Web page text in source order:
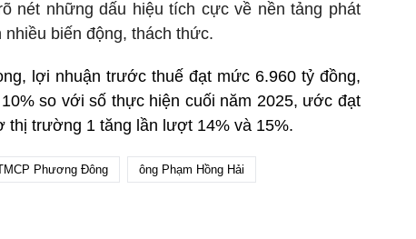
nét những dấu hiệu tích cực về nền tảng phát
biến động, thách thức.
lợi nhuận trước thuế đạt mức 6.960 tỷ đồng,
so với số thực hiện cuối năm 2025, ước đạt
thị trường 1 tăng lần lượt 14% và 15%.
Phương Đông ông Phạm Hồng Hải